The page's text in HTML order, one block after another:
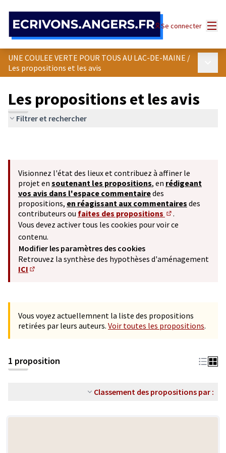
Se connecter
UNE COULEE VERTE POUR TOUS AU LAC-DE-MAINE /
Les propositions et les avis
Les propositions et les avis
Filtrer et rechercher
Visionnez l'état des lieux et contribuez à affiner le
projet en soutenant les propositions, en rédigeant
vos avis dans l'espace commentairedes
propositions, en réagissant aux commentaires des
contributeurs ou faites des propositions
(S'ouvre dans
.
Vous devez activer tous les cookies pour voir ce
contenu.
Modifier les paramètres des cookies
Retrouvez la synthèse des hypothèses d'aménagement
ICI
Vous voyez actuellemnent la liste des propositions
retirées par leurs auteurs. Voir toutes les propositions.
1 proposition
Classement des propositions par :